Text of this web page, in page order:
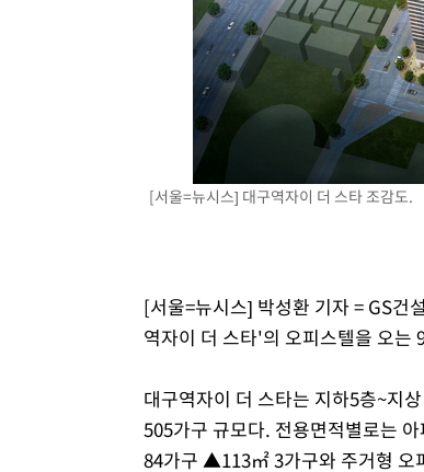
[속보]코스닥, 2.86포인트(0.36%) 내린
[속보]코스피, 6200선 약보합…0.60% 내린
[속보]원·달러 환율, 7.7원 내린 1416.1원 마
[속보] 노원서 40.1도 관측…서울, 2018년 이
[속보]종합특검, '계엄 수용공간 확보' 신용해
외신들도 주목한 韓축구 파문…"국민적 공분에
11시간 압수수색에 성접대 파문까지…'쑥대밭'
[속보]'채상병 순직 책임' 임성근, 항소심도 징역 3년
[서울=뉴시스] 대구역자이 더 스타 조감도.
[서울=뉴시스] 박성환 기자 = GS건
역자이 더 스타'의 오피스텔을 오는
대구역자이 더 스타는 지하5층~지
505가구 규모다. 전용면적별로는
84가구 ▲113㎡ 3가구와 주거형 오